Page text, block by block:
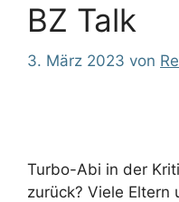
BZ Talk
3. März 2023 von
Turbo-Abi in der
zurück? Viele Eltern